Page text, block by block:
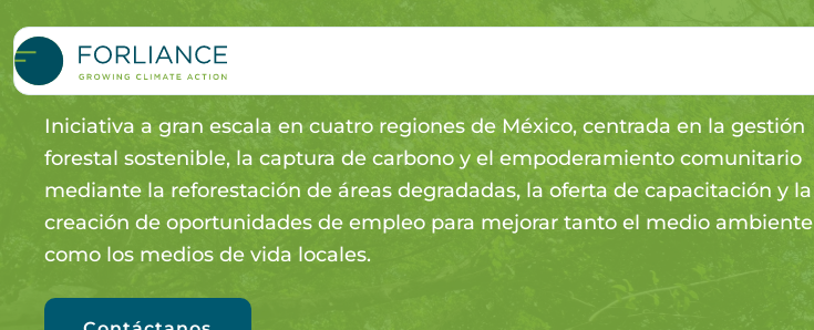
XiCO2e Carbon Projects
Iniciativa a gran escala en cuatro regiones de México, centrada en la gestión
forestal sostenible, la captura de carbono y el empoderamiento comunitario
mediante la reforestación de áreas degradadas, la oferta de capacitación y la
creación de oportunidades de empleo para mejorar tanto el medio ambiente
como los medios de vida locales.